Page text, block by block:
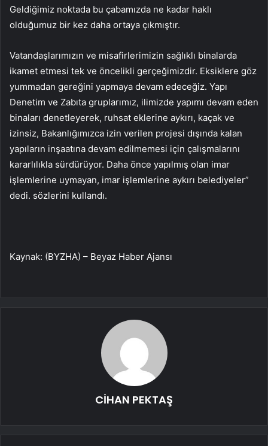
Geldiğimiz noktada bu çabamızda ne kadar haklı
olduğumuz bir kez daha ortaya çıkmıştır.
Vatandaşlarımızın ve misafirlerimizin sağlıklı binalarda
ikamet etmesi tek ve öncelikli gerçeğimizdir. Eksiklere göz
yummadan gereğini yapmaya devam edeceğiz. Yapı
Denetim ve Zabıta gruplarımız, ilimizde yapımı devam eden
binaları denetleyerek, ruhsat eklerine aykırı, kaçak ve
izinsiz, Bakanlığımızca izin verilen projesi dışında kalan
yapıların inşaatına devam edilmemesi için çalışmalarını
kararlılıkla sürdürüyor. Daha önce yapılmış olan imar
işlemlerine uymayan, imar işlemlerine aykırı belediyeler”
dedi. sözlerini kullandı.
Kaynak: (BYZHA) – Beyaz Haber Ajansı
CİHAN PEKTAŞ